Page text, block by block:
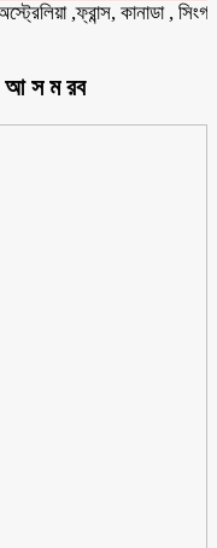
,ফ্রান্স, কানাডা , সিংগাপুর ,
আ স ম রব